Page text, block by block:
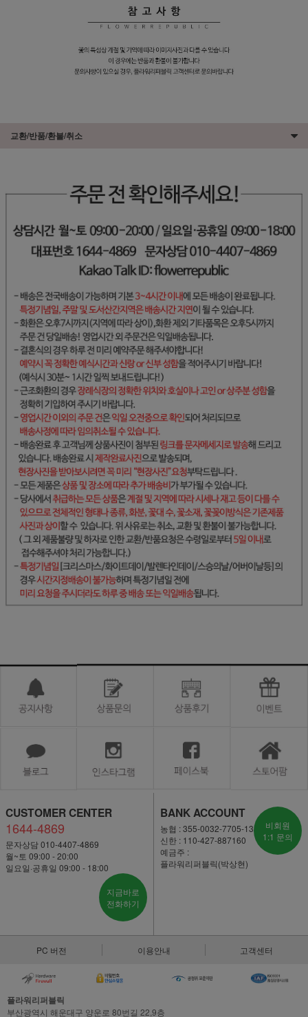
교환/반품/환불/취소
CUSTOMER CENTER
1644-4869
문자상담 010-4407-4869
월~토 09:00 - 20:00
일요일·공휴일 09:00 - 18:00
지금바로
전화하기
BANK ACCOUNT
농협 : 355-0032-7705-13
신한 : 110-427-887160
예금주 :
플라워리퍼블릭(박상현)
비회원
1:1 문의
PC 버전 이용안내 고객센터
플라워리퍼블릭
부산광역시 해운대구 양운로 80번길 22,9층